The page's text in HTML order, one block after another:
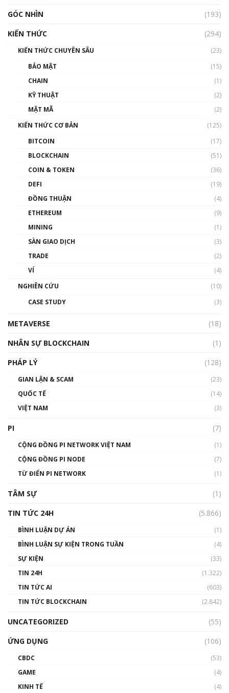
GÓC NHÌN
(193)
KIẾN THỨC
(294)
KIẾN THỨC CHUYÊN SÂU
(23)
BẢO MẬT
(15)
CHAIN
(1)
KỸ THUẬT
(2)
MẬT MÃ
(2)
KIẾN THỨC CƠ BẢN
(125)
BITCOIN
(17)
BLOCKCHAIN
(51)
COIN & TOKEN
(36)
DEFI
(19)
ĐỒNG THUẬN
(4)
ETHEREUM
(9)
MINING
(1)
SÀN GIAO DỊCH
(3)
TRADE
(2)
VÍ
(4)
NGHIÊN CỨU
(10)
CASE STUDY
(3)
METAVERSE
(18)
NHÂN SỰ BLOCKCHAIN
(1)
PHÁP LÝ
(128)
GIAN LẬN & SCAM
(23)
QUỐC TẾ
(14)
VIỆT NAM
(3)
PI (7)
CỘNG ĐỒNG PI NETWORK VIỆT NAM
(1)
CỘNG ĐỒNG PI NODE
(7)
TỪ ĐIỂN PI NETWORK
(1)
TÂM SỰ
(1)
TIN TỨC 24H
(5.866)
BÌNH LUẬN DỰ ÁN
(1)
BÌNH LUẬN SỰ KIỆN TRONG TUẦN
(4)
SỰ KIỆN
(33)
TIN 24H
(1.322)
TIN TỨC AI
(603)
TIN TỨC BLOCKCHAIN
(2.842)
UNCATEGORIZED
(55)
ỨNG DỤNG
(106)
CBDC
(53)
GAME
(4)
KINH TẾ
(4)